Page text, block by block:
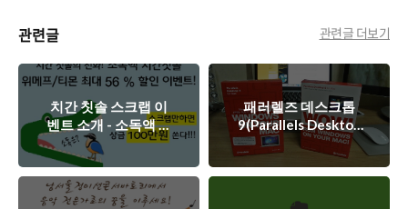
관련글 관련글 더보기
치간 칫솔 스크랩 이
벤트 소개 - 소독액 치
간 칫솔
패러렐즈 데스크톱
9(Parallels Desktop
9)를 사용하면서 좋은